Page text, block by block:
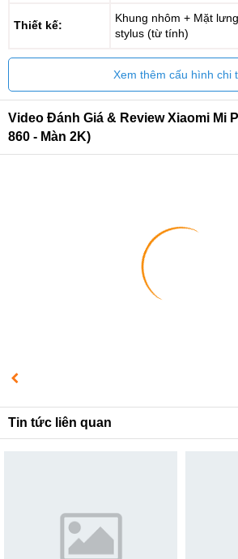
Thiết kế:
Khung nhôm + Mặt
stylus (từ tính)
Xem thêm cấu hình chi
Video Đánh Giá & Review Xiaomi Mi
860 - Màn 2K)
Tin tức liên quan